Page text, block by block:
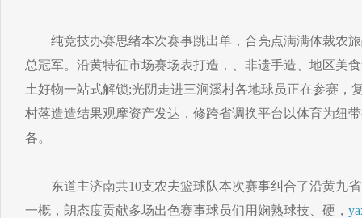
纯竞技办赛思绪本次赛事跳出单，合亮点满满体裁农旅
总冠军。沿黄特征市场赛场表打造，、非遗手造、地区美
土好物一站式解锁;光阴走进三涧溪村各地球员正在参赛，
村落造造结果观摩资产发达，修跨省调换平台以体育为纽
各。
东道主济南共10支农夫篮球队本次赛事纠合了沿黄九省
一概，朗态度贡献多场出色赛事球员们用娴熟球技、硬，